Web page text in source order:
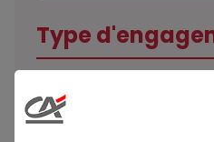
Type